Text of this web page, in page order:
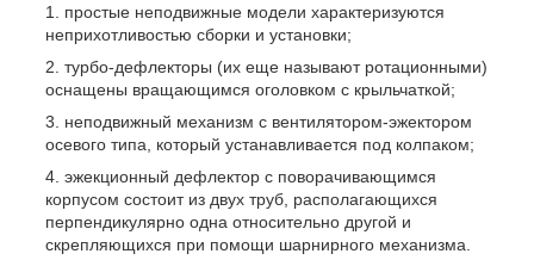
простые неподвижные модели характеризуются
неприхотливостью сборки и установки;
турбо-дефлекторы (их еще называют ротационными)
оснащены вращающимся оголовком с крыльчаткой;
неподвижный механизм с вентилятором-эжектором
осевого типа, который устанавливается под колпаком;
эжекционный дефлектор с поворачивающимся
корпусом состоит из двух труб, располагающихся
перпендикулярно одна относительно другой и
скрепляющихся при помощи шарнирного механизма.